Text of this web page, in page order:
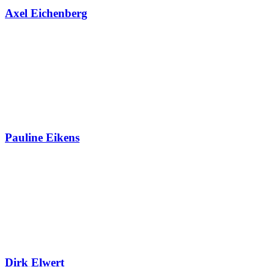
Axel Eichenberg
Pauline Eikens
Dirk Elwert